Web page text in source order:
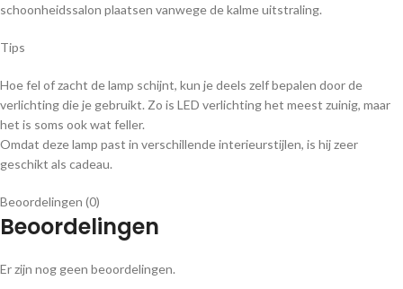
schoonheidssalon plaatsen vanwege de kalme uitstraling.
Tips
Hoe fel of zacht de lamp schijnt, kun je deels zelf bepalen door de
verlichting die je gebruikt. Zo is LED verlichting het meest zuinig, maar
het is soms ook wat feller.
Omdat deze lamp past in verschillende interieurstijlen, is hij zeer
geschikt als cadeau.
Beoordelingen (0)
Beoordelingen
Er zijn nog geen beoordelingen.